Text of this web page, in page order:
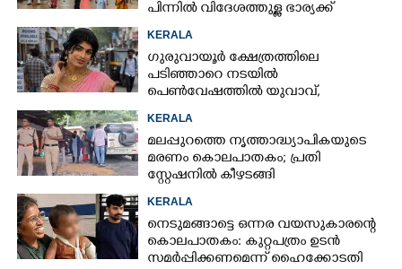
പിന്നിൽ വിദേശത്തുള്ള ഭാര്യക്ക്
KERALA
ഗുരുവായൂർ ക്ഷേത്രത്തിലെ
പടിഞ്ഞാറെ നടയിൽ
പെൺവേഷത്തിൽ യുവാവ്,​
തെളിഞ്ഞത് വൻഗൂഢാലോചന
KERALA
മലപ്പുറത്തെ നൃത്താദ്ധ്യാപികയുടെ
മരണം കൊലപാതകം; പ്രതി
സ്റ്റേഷനിൽ കീഴടങ്ങി
KERALA
നെടുമങ്ങാട്ടെ ഒന്നര വയസുകാരന്റെ
കൊലപാതകം: കുറ്റപത്രം ഉടൻ
സമർപ്പിക്കണമെന്ന് ഹൈക്കോടതി